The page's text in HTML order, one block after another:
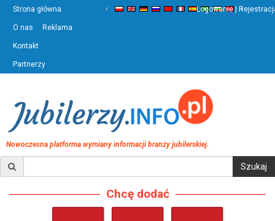
Strona główna
O nas Reklama
Kontakt
Partnerzy
‹ ›
Logowanie |
Nowoczesna platforma wymiany informacji branży jubilerskiej.
Chcę dodać